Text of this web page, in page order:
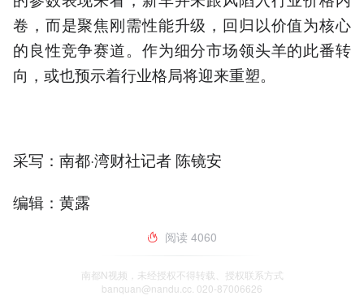
卷，而是聚焦刚需性能升级，回归以价值为核心
的良性竞争赛道。作为细分市场领头羊的此番转
向，或也预示着行业格局将迎来重塑。
采写：南都·湾财社记者 陈镜安
编辑：黄露
阅读 4060
南都N视频，未经授权不得转载、授权联系方式
banquan@nandu.cc. 020-87006626